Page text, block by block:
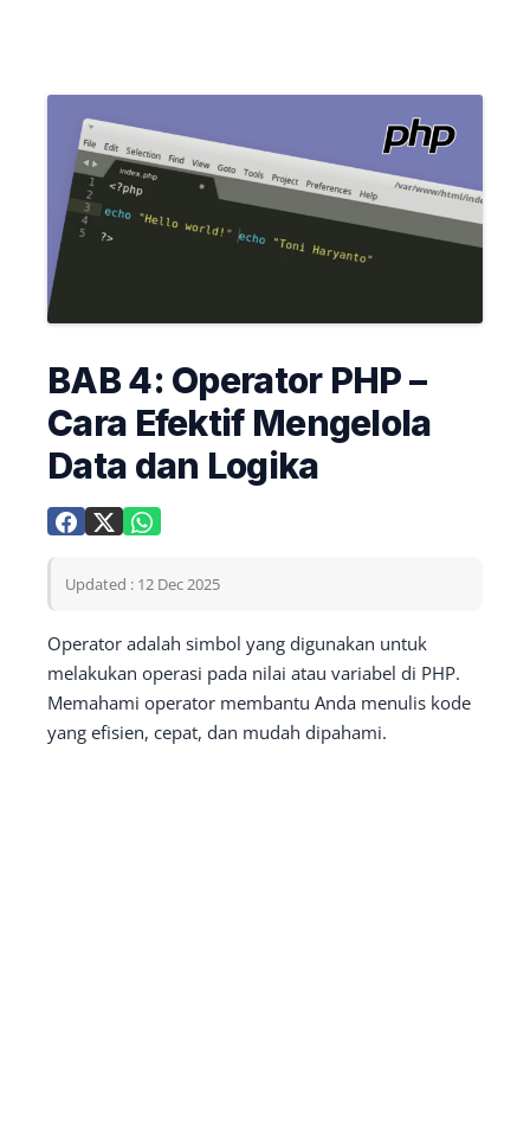
BAB 4: Operator PHP –
Cara Efektif Mengelola
Data dan Logika
Updated : 12 Dec 2025
Operator adalah simbol yang digunakan untuk
melakukan operasi pada nilai atau variabel di PHP.
Memahami operator membantu Anda menulis kode
yang efisien, cepat, dan mudah dipahami.